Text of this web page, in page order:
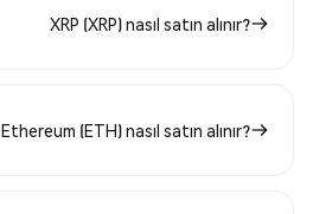
XRP (XRP) nasıl satın alınır?
Ethereum (ETH) nasıl satın alınır?